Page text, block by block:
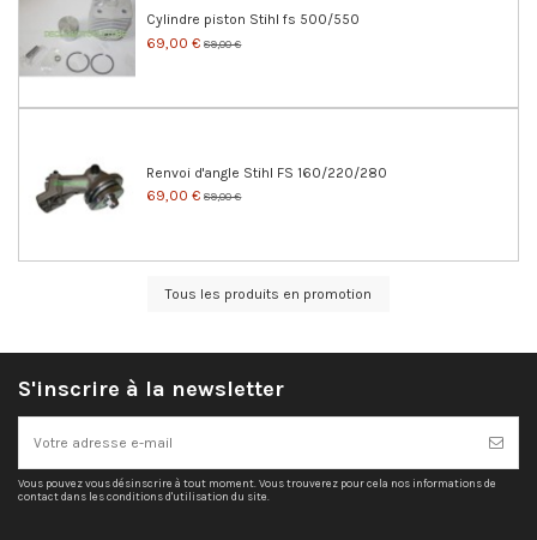
Cylindre piston Stihl fs 500/550
69,00 € 89,00 €
Renvoi d'angle Stihl FS 160/220/280
69,00 € 89,00 €
Tous les produits en promotion
S'inscrire à la newsletter
Vous pouvez vous désinscrire à tout moment. Vous trouverez pour cela nos informations de
contact dans les conditions d'utilisation du site.